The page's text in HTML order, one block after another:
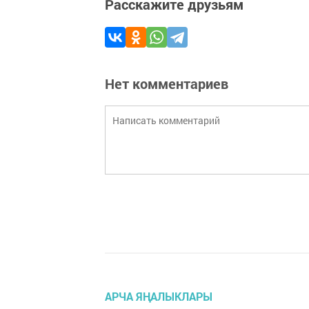
Расскажите друзьям
Нет комментариев
АРЧА ЯҢАЛЫКЛАРЫ